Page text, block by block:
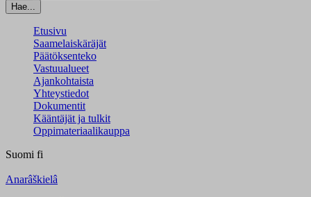
Hae...
Etusivu
Saamelaiskäräjät
Päätöksenteko
Vastuualueet
Ajankohtaista
Yhteystiedot
Dokumentit
Kääntäjät ja tulkit
Oppimateriaalikauppa
Suomi fi
Anarâškielâ